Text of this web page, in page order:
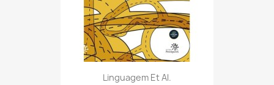
Linguagem Et Al.